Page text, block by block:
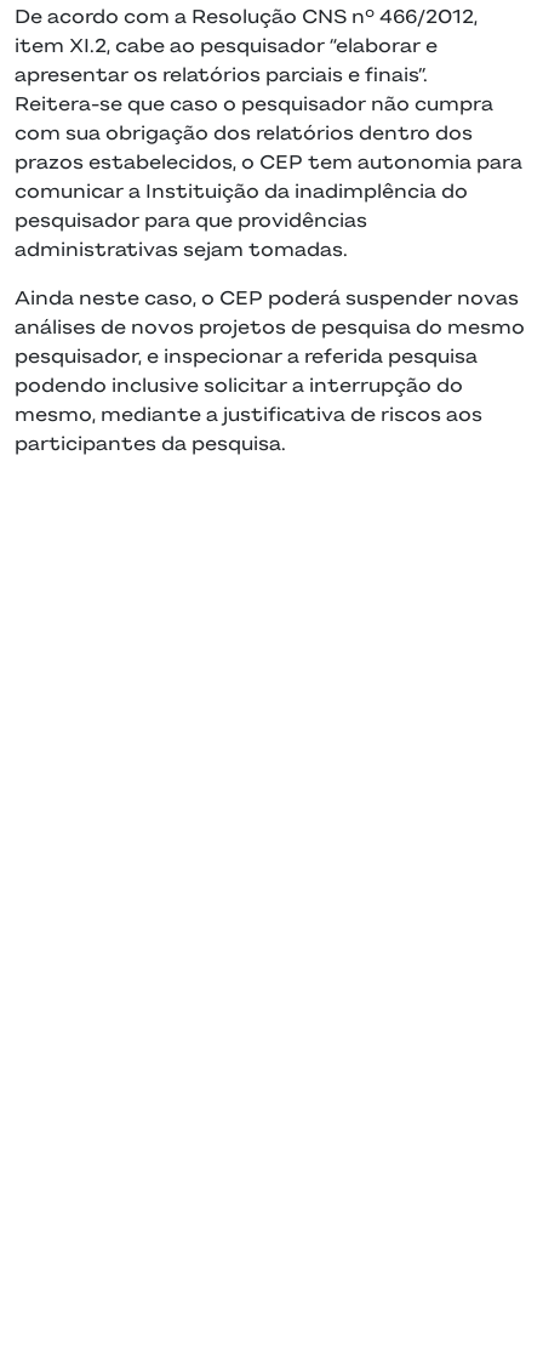
De acordo com a Resolução CNS nº 466/2012,
item XI.2, cabe ao pesquisador “elaborar e
apresentar os relatórios parciais e finais”.
Reitera-se que caso o pesquisador não cumpra
com sua obrigação dos relatórios dentro dos
prazos estabelecidos, o CEP tem autonomia para
comunicar a Instituição da inadimplência do
pesquisador para que providências
administrativas sejam tomadas.
Ainda neste caso, o CEP poderá suspender novas
análises de novos projetos de pesquisa do mesmo
pesquisador, e inspecionar a referida pesquisa
podendo inclusive solicitar a interrupção do
mesmo, mediante a justificativa de riscos aos
participantes da pesquisa.